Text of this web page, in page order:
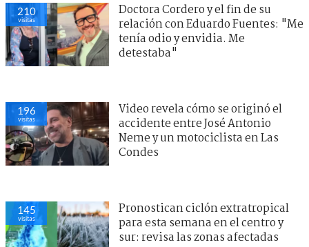
210
visitas
Doctora Cordero y el fin de su
relación con Eduardo Fuentes: "Me
tenía odio y envidia. Me
detestaba"
196
visitas
Video revela cómo se originó el
accidente entre José Antonio
Neme y un motociclista en Las
Condes
145
visitas
Pronostican ciclón extratropical
para esta semana en el centro y
sur: revisa las zonas afectadas